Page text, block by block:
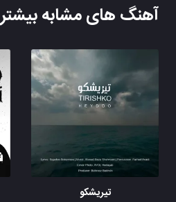
آهنگ های مشابه بیشتر
تیریشکو